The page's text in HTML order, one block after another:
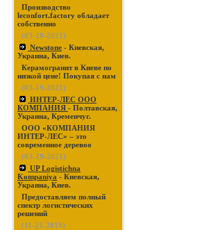
Производство
leconfort.factory обладает
собственно
(03-19-2021)
Newstone - Киевская,
Украина, Киев.
Керамогранит в Киеве по
низкой цене! Покупая с нам
(03-19-2021)
ИНТЕР-ЛЕС ООО
КОМПАНИЯ - Полтавская,
Украина, Кременчуг.
ООО «КОМПАНИЯ
ИНТЕР-ЛЕС» – это
современное деревоо
(03-19-2021)
UP Logistichna
Kompaniya - Киевская,
Украина, Киев.
Предоставляем полный
спектр логистических
решений
(11-21-2019)